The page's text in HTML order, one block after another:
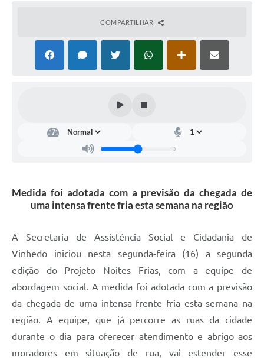
Defesa Civil
Listagem dos CEPs de Vinhedo
Contratos
Associação dos Servidores Públicos Municipais de
Vinhedo
Audiências Públicas
Carta de Serviços
Arquivos para Download
COMPARTILHAR
Medida foi adotada com a previsão da chegada de
uma intensa frente fria esta semana na região
A Secretaria de Assistência Social e Cidadania de
Vinhedo iniciou nesta segunda-feira (16) a segunda
edição do Projeto Noites Frias, com a equipe de
abordagem social. A medida foi adotada com a previsão
da chegada de uma intensa frente fria esta semana na
região. A equipe, que já percorre as ruas da cidade
durante o dia para oferecer atendimento e abrigo aos
moradores em situação de rua, vai estender esse